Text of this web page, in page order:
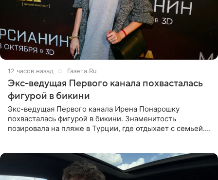
12 часов назад Газета.Ru
Экс-ведущая Первого канала похвасталась
фигурой в бикини
Экс-ведущая Первого канала Ирена Понарошку
похвасталась фигурой в бикини. Знаменитость
позировала на пляже в Турции, где отдыхает с семьей.